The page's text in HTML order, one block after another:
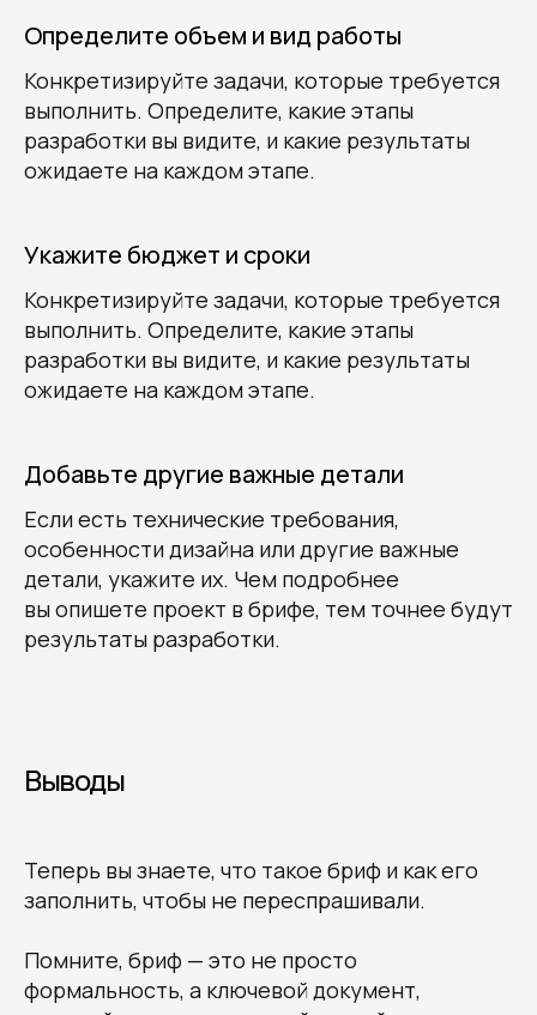
Определите объем и вид работы
Конкретизируйте задачи, которые требуется
выполнить. Определите, какие этапы
разработки вы видите, и какие результаты
ожидаете на каждом этапе.
Укажите бюджет и сроки
Конкретизируйте задачи, которые требуется
выполнить. Определите, какие этапы
разработки вы видите, и какие результаты
ожидаете на каждом этапе.
Добавьте другие важные детали
Если есть технические требования,
особенности дизайна или другие важные
детали, укажите их. Чем подробнее
вы опишете проект в брифе, тем точнее будут
результаты разработки.
Выводы
Теперь вы знаете, что такое бриф и как его
заполнить, чтобы не переспрашивали.
Помните, бриф — это не просто
формальность, а ключевой документ,